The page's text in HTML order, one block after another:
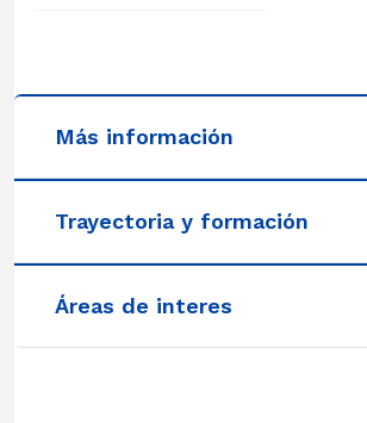
Más información
Trayectoria y formación
Áreas de interes